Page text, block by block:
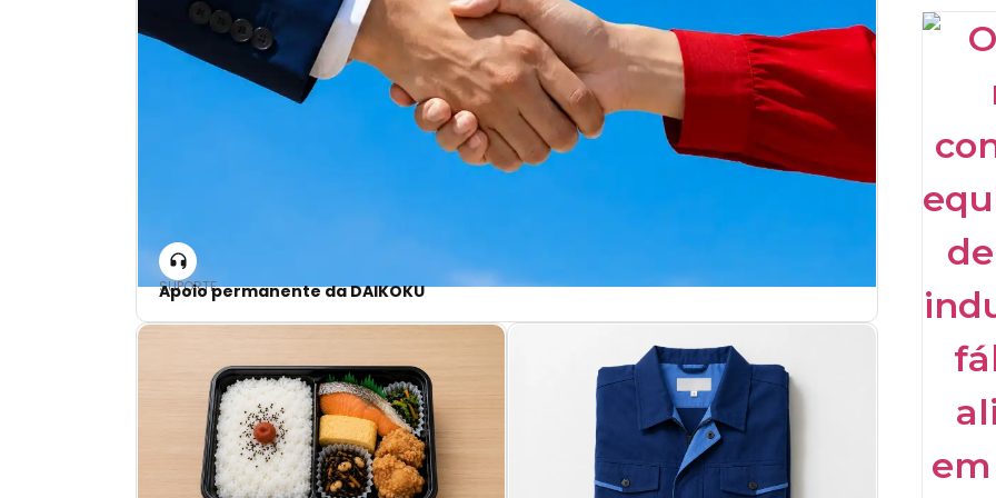
SUPORTE
Apoio permanente da DAIKOKU